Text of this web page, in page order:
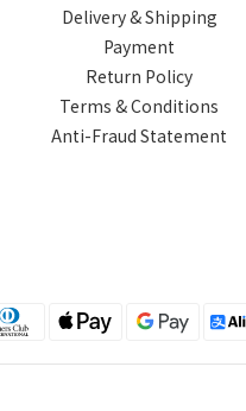
Delivery & Shipping
Payment
Return Policy
Terms & Conditions
Anti-Fraud Statement